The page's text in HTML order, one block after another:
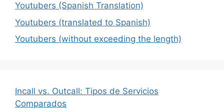
Youtubers (Spanish Translation)
Youtubers (translated to Spanish)
Youtubers (without exceeding the length)
Incall vs. Outcall: Tipos de Servicios
Comparados